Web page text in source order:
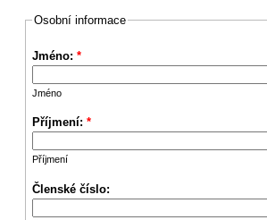
Osobní informace
Jméno: *
Jméno
Příjmení: *
Příjmení
Členské číslo: